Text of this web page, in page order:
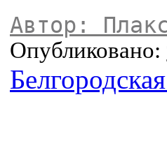
Автор:
Опубликовано: